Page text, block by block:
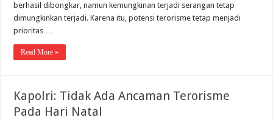
berhasil dibongkar, namun kemungkinan terjadi serangan tetap
dimungkinkan terjadi. Karena itu, potensi terorisme tetap menjadi
prioritas …
Read More »
Kapolri: Tidak Ada Ancaman Terorisme
Pada Hari Natal